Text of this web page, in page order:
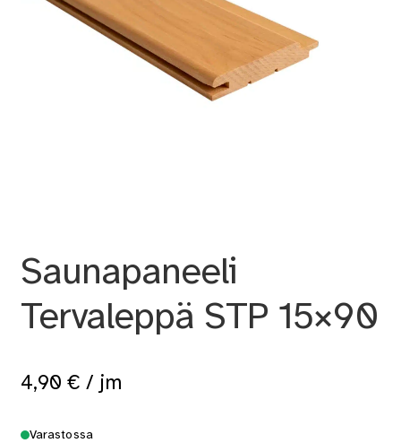
Saunapaneeli
Tervaleppä STP 15×90
4,90 € / jm
Varastossa